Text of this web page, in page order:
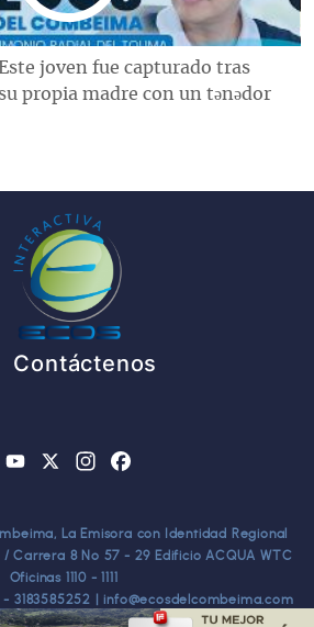
joven fue capturado tras
propia madre con un tǝnǝdor
Contáctenos
YouTube
X Instagram
La Emisora con Identidad Regional
Carrera 8 No 57 - 29 Edificio ACQUA WTC
Oficinas 1110 - 1111
- 3183585252 | info@ecosdelcombeima.com
LOS DERECHOS RESERVADOS